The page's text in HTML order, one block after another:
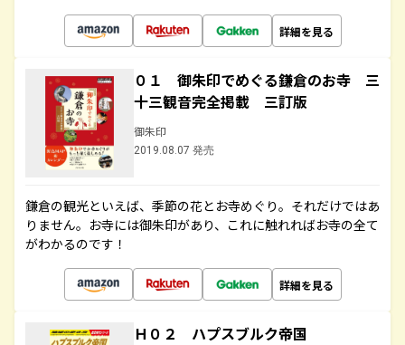
詳細を見る
０１ 御朱印でめぐる鎌倉のお寺 三
十三観音完全掲載 三訂版
御朱印
2019.08.07 発売
鎌倉の観光といえば、季節の花とお寺めぐり。それだけではあ
りません。お寺には御朱印があり、これに触れればお寺の全て
がわかるのです！
詳細を見る
Ｈ０２ ハプスブルク帝国